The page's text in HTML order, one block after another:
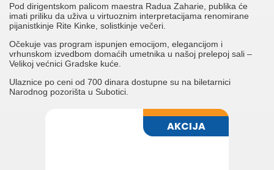
Pod dirigentskom palicom maestra Radua Zaharie, publika će
imati priliku da uživa u virtuoznim interpretacijama renomirane
pijanistkinje Rite Kinke, solistkinje večeri.
Očekuje vas program ispunjen emocijom, elegancijom i
vrhunskom izvedbom domaćih umetnika u našoj prelepoj sali –
Velikoj većnici Gradske kuće.
Ulaznice po ceni od 700 dinara dostupne su na biletarnici
Narodnog pozorišta u Subotici.